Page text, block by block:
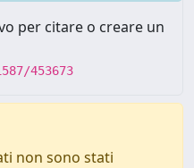
per citare o creare un
453673
non sono stati